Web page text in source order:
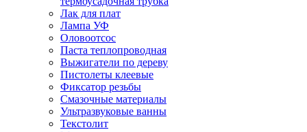
Лак для плат
Лампа УФ
Оловоотсос
Паста теплопроводная
Выжигатели по дереву
Пистолеты клеевые
Фиксатор резьбы
Смазочные материалы
Ультразвуковые ванны
Текстолит